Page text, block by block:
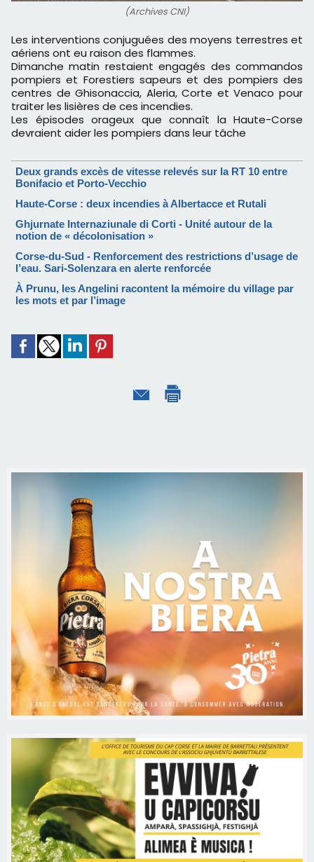
(Archives CNI)
Les interventions conjuguées des moyens terrestres et
aériens ont eu raison des flammes.
Dimanche matin restaient engagés des commandos
pompiers et Forestiers sapeurs et des pompiers des
centres de Ghisonaccia, Aleria, Corte et Venaco pour
traiter les lisières de ces incendies.
Les épisodes orageux que connaît la Haute-Corse
devraient aider les pompiers dans leur tâche
Deux grands excès de vitesse relevés sur la RT 10 entre
Bonifacio et Porto-Vecchio
Haute-Corse : deux incendies à Albertacce et Rutali
Ghjurnate Internaziunale di Corti - Unité autour de la
notion de « décolonisation »
Corse-du-Sud - Renforcement des restrictions d’usage de
l’eau. Sari-Solenzara en alerte renforcée
À Prunu, les Angelini racontent la mémoire du village par
les mots et par l’image